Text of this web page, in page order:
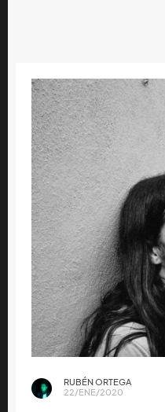
RUBÉN ORTEGA
22/ENE/2020